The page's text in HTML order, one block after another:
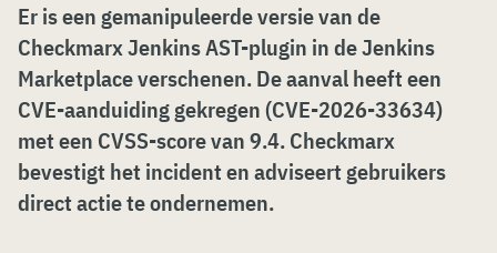
Er is een gemanipuleerde versie van de
Checkmarx Jenkins AST-plugin in de Jenkins
Marketplace verschenen. De aanval heeft een
CVE-aanduiding gekregen (CVE-2026-33634)
met een CVSS-score van 9.4. Checkmarx
bevestigt het incident en adviseert gebruikers
direct actie te ondernemen.